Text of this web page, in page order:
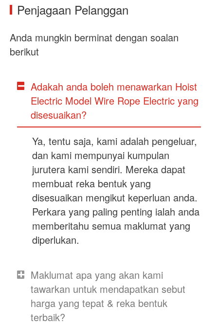
Penjagaan Pelanggan
Anda mungkin berminat dengan soalan
berikut
Adakah anda boleh menawarkan Hoist
Electric Model Wire Rope Electric yang
disesuaikan?
Ya, tentu saja, kami adalah pengeluar,
dan kami mempunyai kumpulan
jurutera kami sendiri. Mereka dapat
membuat reka bentuk yang
disesuaikan mengikut keperluan anda.
Perkara yang paling penting ialah anda
memberitahu semua maklumat yang
diperlukan.
Maklumat apa yang akan kami
tawarkan untuk mendapatkan sebut
harga yang tepat & reka bentuk
terbaik?